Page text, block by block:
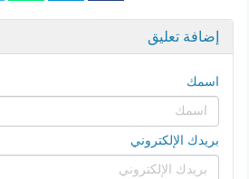
إضافة تعليق
اسمك
بريدك الإلكتروني